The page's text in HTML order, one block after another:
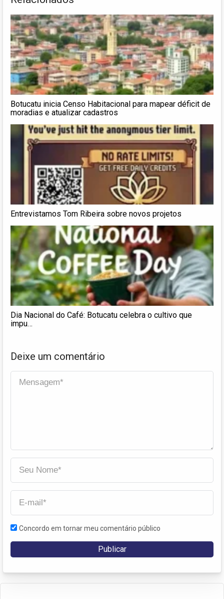
Botucatu inicia Censo Habitacional para mapear déficit de
moradias e atualizar cadastros
Entrevistamos Tom Ribeira sobre novos projetos
Dia Nacional do Café: Botucatu celebra o cultivo que
impu…
Deixe um comentário
Concordo em tornar meu comentário público